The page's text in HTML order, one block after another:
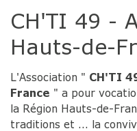
CH'TI 49 -
Hauts-de-
L'Association " CH'TI
France " a pour
la Région Hauts-de-
traditions et ... la